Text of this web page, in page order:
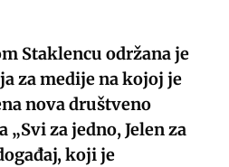
Staklencu održana je
za medije na kojoj je
nova društveno
za jedno, Jelen za
koji je